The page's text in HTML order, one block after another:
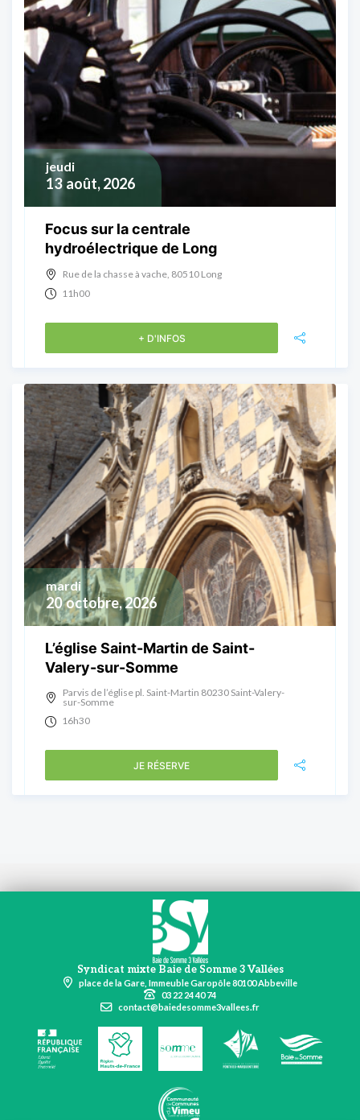
13 août, 2026
jeudi
Focus sur la centrale
hydroélectrique de Long
Rue de la chasse à vache, 80510 Long
11h00
+ D'INFOS
20 octobre, 2026
mardi
L’église Saint-Martin de Saint-
Valery-sur-Somme
Parvis de l’église pl. Saint-Martin 80230 Saint-Valery-
sur-Somme
16h30
JE RÉSERVE
Syndicat mixte Baie de Somme 3 Vallées
place de la Gare, Immeuble Garopôle 80100 Abbeville
03 22 24 40 74
contact@baiedesomme3vallees.fr